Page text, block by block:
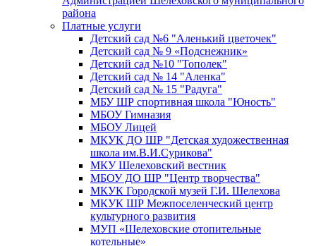
района
Платные услуги
Детский сад №6 "Аленький цветочек"
Детский сад № 9 «Подснежник»
Детский сад №10 "Тополек"
Детский сад № 14 "Аленка"
Детский сад № 15 "Радуга"
МБУ ШР спортивная школа "Юность"
МБОУ Гимназия
МБОУ Лицей
МКУК ДО ШР "Детская художественная
школа им.В.И.Сурикова"
МКУ Шелеховский вестник
МБОУ ДО ШР "Центр творчества"
МКУК Городской музей Г.И. Шелехова
МКУК ШР Межпоселенческий центр
культурного развития
МУП «Шелеховские отопительные
котельные»